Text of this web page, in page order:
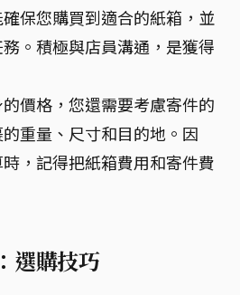
保您購買到適合的紙箱，並
。積極與店員溝通，是獲得
價格，您還需要考慮寄件的
重量、尺寸和目的地。因
，記得把紙箱費用和寄件費
選購技巧